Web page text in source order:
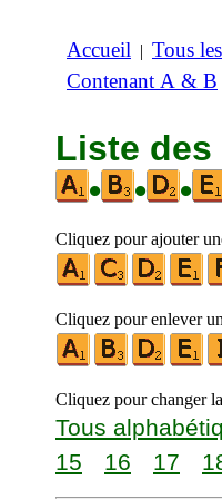
Accueil | Tous
Contenant A & B
Liste
•
• •
Cliquez pour ajouter
Cliquez pour enlever
Cliquez pour changer
Tous
15
16 17